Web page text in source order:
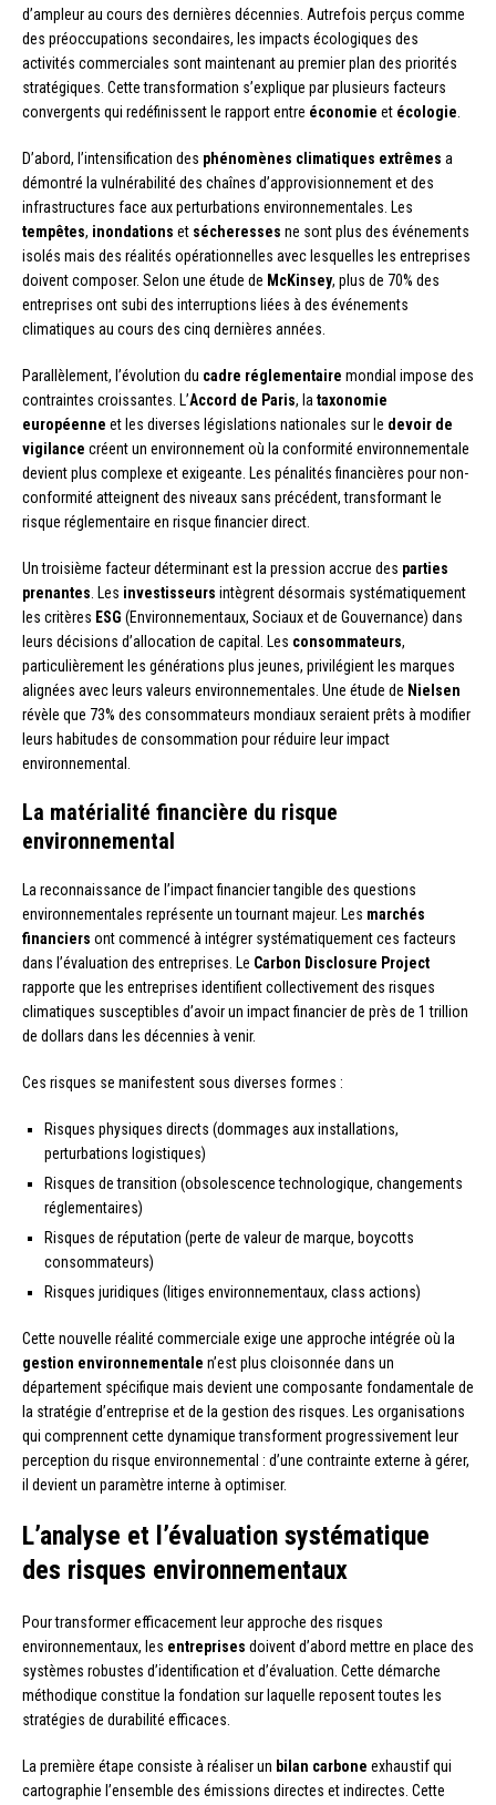
d’ampleur au cours des dernières décennies. Autrefois perçus comme
des préoccupations secondaires, les impacts écologiques des
activités commerciales sont maintenant au premier plan des priorités
stratégiques. Cette transformation s’explique par plusieurs facteurs
convergents qui redéfinissent le rapport entre économie et écologie
D’abord, l’intensification des phénomènes climatiques extrêmes a
démontré la vulnérabilité des chaînes d’approvisionnement et des
infrastructures face aux perturbations environnementales. Les
tempêtes, inondations et sécheresses ne sont plus des événements
isolés mais des réalités opérationnelles avec lesquelles les entreprises
doivent composer. Selon une étude de McKinsey, plus de 70% des
entreprises ont subi des interruptions liées à des événements
climatiques au cours des cinq dernières années.
Parallèlement, l’évolution du cadre réglementaire mondial impose des
contraintes croissantes. L’Accord de Paris, la taxonomie
européenne et les diverses législations nationales sur le devoir de
vigilance créent un environnement où la conformité environnementale
devient plus complexe et exigeante. Les pénalités financières pour non-
conformité atteignent des niveaux sans précédent, transformant le
risque réglementaire en risque financier direct.
Un troisième facteur déterminant est la pression accrue des parties
prenantes . Les investisseurs intègrent désormais systématiquement
les critères ESG (Environnementaux, Sociaux et de Gouvernance) dans
leurs décisions d’allocation de capital. Les consommateurs,
particulièrement les générations plus jeunes, privilégient les marques
alignées avec leurs valeurs environnementales. Une étude de Nielsen
révèle que 73% des consommateurs mondiaux seraient prêts à modifier
leurs habitudes de consommation pour réduire leur impact
environnemental.
La matérialité financière du risque
environnemental
La reconnaissance de l’impact financier tangible des questions
environnementales représente un tournant majeur. Les marchés
financiers ont commencé à intégrer systématiquement ces facteurs
dans l’évaluation des entreprises. Le Carbon Disclosure Project
rapporte que les entreprises identifient collectivement des risques
climatiques susceptibles d’avoir un impact financier de près de 1 trillion
de dollars dans les décennies à venir.
Ces risques se manifestent sous diverses formes :
Risques physiques directs (dommages aux installations,
perturbations logistiques)
Risques de transition (obsolescence technologique, changements
réglementaires)
Risques de réputation (perte de valeur de marque, boycotts
consommateurs)
Risques juridiques (litiges environnementaux, class actions)
Cette nouvelle réalité commerciale exige une approche intégrée où la
gestion environnementale n’est plus cloisonnée dans un
département spécifique mais devient une composante fondamentale de
la stratégie d’entreprise et de la gestion des risques. Les organisations
qui comprennent cette dynamique transforment progressivement leur
perception du risque environnemental : d’une contrainte externe à gérer,
il devient un paramètre interne à optimiser.
L’analyse et l’évaluation systématique
des risques environnementaux
Pour transformer efficacement leur approche des risques
environnementaux, les entreprises doivent d’abord mettre en place des
systèmes robustes d’identification et d’évaluation. Cette démarche
méthodique constitue la fondation sur laquelle reposent toutes les
stratégies de durabilité efficaces.
La première étape consiste à réaliser un bilan carbone exhaustif qui
cartographie l’ensemble des émissions directes et indirectes. Cette